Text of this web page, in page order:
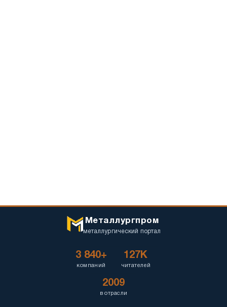
Металлургпром
металлургический портал
3 840+
компаний
127K
читателей
2009
в отрасли